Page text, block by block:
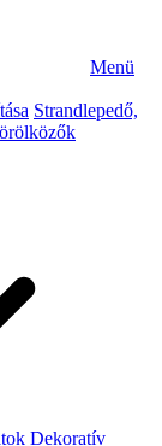
Menü
Strandlepedő,
Dekoratív